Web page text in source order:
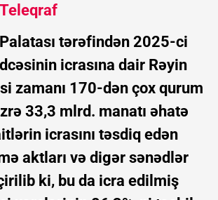
Teleqraf
tərəfindən 2025-ci
icrasına dair Rəyin
zamanı 170-dən çox qurum
33,3 mlrd. manatı əhatə
icrasını təsdiq edən
aktları və digər sənədlər
ki, bu da icra edilmiş